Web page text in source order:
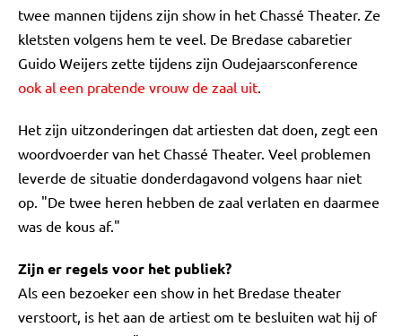
twee mannen tijdens zijn show in het Chassé Theater. Ze
kletsten volgens hem te veel. De Bredase cabaretier
Guido Weijers zette tijdens zijn Oudejaarsconference
ook al een pratende vrouw de zaal uit.
Het zijn uitzonderingen dat artiesten dat doen, zegt een
woordvoerder van het Chassé Theater. Veel problemen
leverde de situatie donderdagavond volgens haar niet
op. "De twee heren hebben de zaal verlaten en daarmee
was de kous af."
Zijn er regels voor het publiek?
Als een bezoeker een show in het Bredase theater
verstoort, is het aan de artiest om te besluiten wat hij of